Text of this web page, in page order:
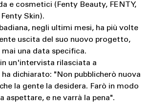
e cosmetici (Fenty Beauty, FENTY,
Skin).
negli ultimi mesi, ha più volte
uscita del suo nuovo progetto,
mai una data specifica.
un'intervista rilasciata a
dichiarato: "Non pubblicherò nuova
la gente la desidera. Farò in modo
aspettare, e ne varrà la pena".